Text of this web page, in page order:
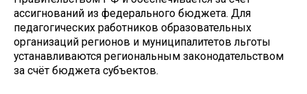
ассигнований из федерального бюджета. Для
педагогических работников образовательных
организаций регионов и муниципалитетов льготы
устанавливаются региональным законодательством
за счёт бюджета субъектов.